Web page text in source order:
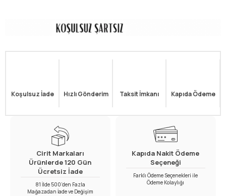
Koşulsuz İade Hızlı Gönderim Taksit İmkanı Kapıda Ödeme
Cirit Markaları
Ürünlerde 120 Gün
Ücretsiz İade
81 İlde 500’den Fazla
Mağazadan İade ve Değişim
Kapıda Nakit Ödeme
Seçeneği
Farklı Ödeme Seçenekleri ile
Ödeme Kolaylığı